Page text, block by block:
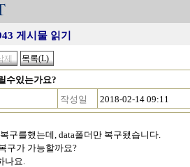
게시물 읽기
수있는가요?
작성일 2018-02-14 09:11
구를했는데, data폴더만 복구됐습니다.
구가 가능할까요?
나요.